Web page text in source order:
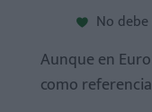
No
Aunque en
como